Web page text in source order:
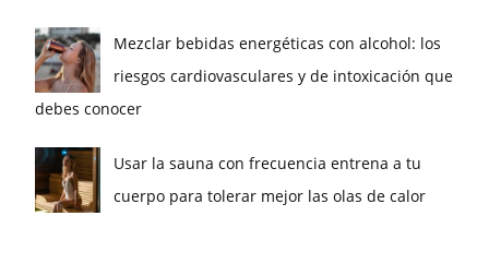
Mezclar bebidas energéticas con alcohol: los
riesgos cardiovasculares y de intoxicación que
debes conocer
Usar la sauna con frecuencia entrena a tu
cuerpo para tolerar mejor las olas de calor